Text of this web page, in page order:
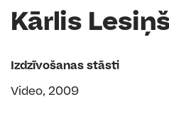
Kārlis
Izdzīvošanas stāsti
Video, 2009